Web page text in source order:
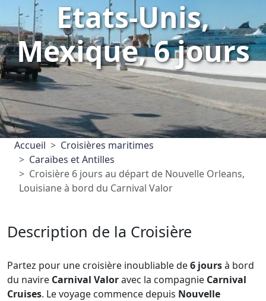
Etats-Unis,
Mexique, 6 jours
Accueil
Croisières maritimes
Caraïbes et Antilles
Croisière 6 jours au départ de Nouvelle Orleans,
Louisiane à bord du Carnival Valor
Description de la Croisière
Partez pour une croisière inoubliable de6 joursà bord
du navire Carnival Valoravec la compagnie Carnival
Cruises. Le voyage commence depuis Nouvelle